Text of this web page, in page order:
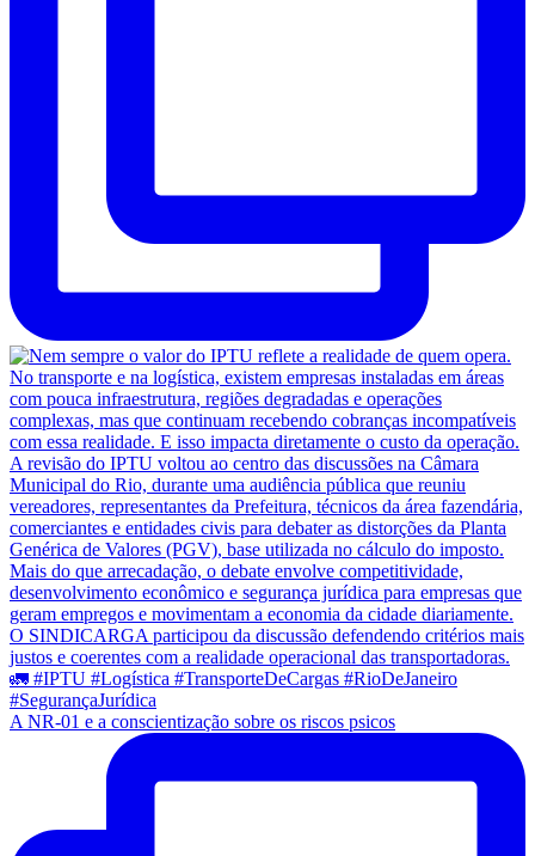
A NR-01 e a conscientização sobre os riscos psicos